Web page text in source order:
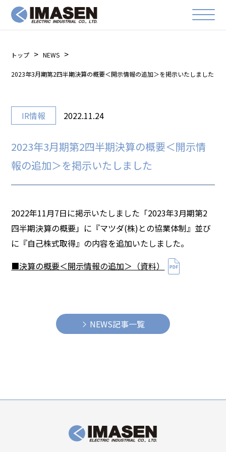
トップ NEWS
2023年3月期第2四半期決算の概要＜開示情報の追加＞を掲示いたしました
IR情報 2022.11.24
2023年3月期第2四半期決算の概要＜開示情
報の追加＞を掲示いたしました
2022年11月7日に掲示いたしました「2023年3月期第2
四半期決算の概要」に『マツダ(株)との協業体制』並び
に『自己株式取得』の内容を追加いたしました。
■決算の概要＜開示情報の追加＞（資料）
NEWS記事一覧